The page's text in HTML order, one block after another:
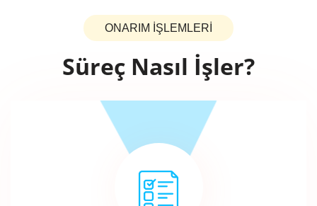
ONARIM İŞLEMLERİ
Süreç Nasıl İşler?